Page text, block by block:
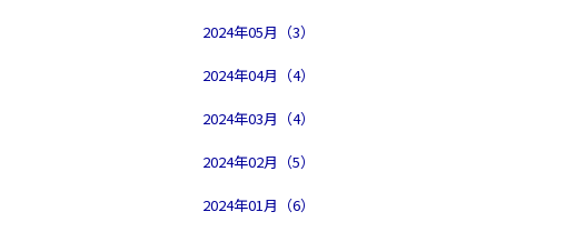
2024年05月（3）
2024年04月（4）
2024年03月（4）
2024年02月（5）
2024年01月（6）